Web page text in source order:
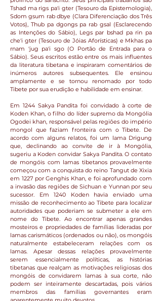
Tshad ma rigs pa'i gter (Tesouro da Epistemologia),
Sdom gsum rab dbye (Clara Diferenciação dos Três
Votos), Thub pa dgongs pa rab gsal (Esclarecendo
as Intenções do Sábio), Legs par bshad pa rin pa
che'i gter (Tesouro de Jóias Aforísticas) e Mkhas pa
rnam 'jug pa'i sgo (O Portão de Entrada para o
Sábio). Seus escritos estão entre os mais influentes
da literatura tibetana e inspiraram comentários de
inúmeros autores subsequentes. Ele ensinou
amplamente e se tornou renomado por todo
Tibete por sua erudição e habilidade em ensinar.
Em 1244 Sakya Pandita foi convidado à corte de
Koden Khan, o filho do líder supremo da Mongólia
Ogodei khan, responsável pelas regiões do império
mongol que faziam fronteira com o Tibete. De
acordo com alguns relatos, foi um lama Drigung
que, declinando ao convite de ir à Mongólia,
sugeriu a Koden convidar Sakya Pandita. O contato
de mongóis com lamas tibetanos provavelmente
começou com a conquista do reino Tangut de Xixia
em 1227 por Genghis Khan, e foi aprofundado com
a invasão das regiões de Sichuan e Yunnan por seu
sucessor. Em 1240 Koden havia enviado uma
missão de reconhecimento ao Tibete para localizar
autoridades que poderiam se submeter a ele em
nome do Tibete. Ao encontrar apenas grandes
mosteiros e propriedades de famílias lideradas por
lamas carismáticos (ordenados ou não), os mongóis
naturalmente estabeleceram relações com os
lamas. Apesar dessas relações provavelmente
serem essencialmente políticas, as histórias
tibetanas que realçam as motivações religiosas dos
mongóis de convidarem lamas à sua corte, não
podem ser inteiramente descartadas, pois vários
membros das famílias governantes eram